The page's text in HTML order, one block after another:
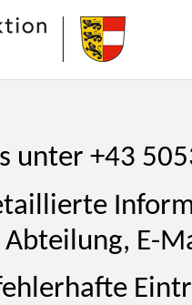
unter +43
E-